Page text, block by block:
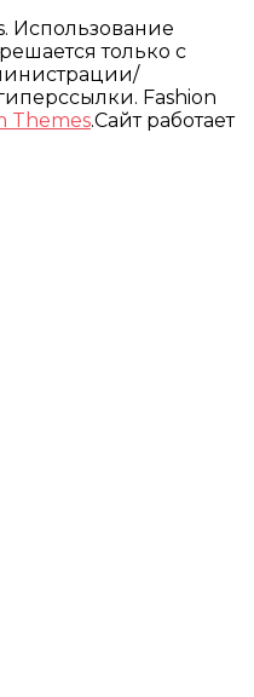
Использование
только с
Fashion
Themes.Сайт работает